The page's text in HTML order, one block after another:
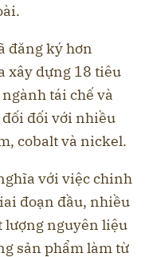
đăng ký hơn
xây dựng 18 tiêu
tái chế và
đối với nhiều
cobalt và nickel.
với việc chinh
đoạn đầu, nhiều
lượng nguyên liệu
sản phẩm làm từ